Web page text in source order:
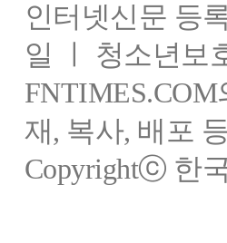
인터넷신문 등
일 ㅣ 청소년보
재, 복사, 배포
Copyrightⓒ 한